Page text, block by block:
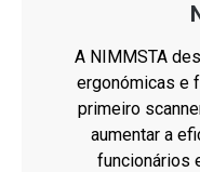
A NIMMSTA
ergonómicas e
primeiro
aumentar a
funcionários